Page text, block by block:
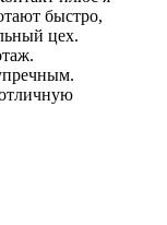
быстро,
цех.